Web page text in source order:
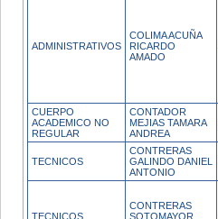
ADMINISTRATIVOS
COLIMA ACUÑA
RICARDO
AMADO
CUERPO
ACADEMICO NO
REGULAR
CONTADOR
MEJIAS TAMARA
ANDREA
TECNICOS
CONTRERAS
GALINDO DANIEL
ANTONIO
TECNICOS
CONTRERAS
SOTOMAYOR